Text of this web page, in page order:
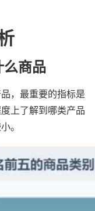
商品
，最重要的指标是
上了解到哪类产品
。